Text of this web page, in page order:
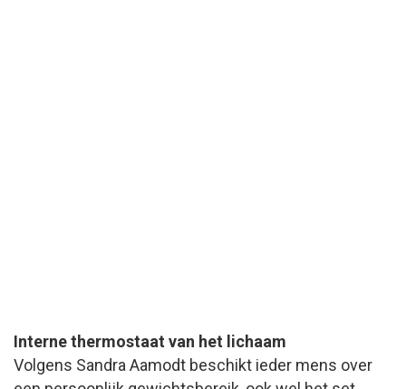
Interne thermostaat van het lichaam
Volgens Sandra Aamodt beschikt ieder mens over